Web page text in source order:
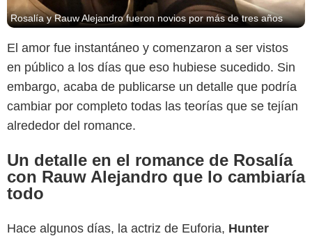
Rosalía y Rauw Alejandro fueron novios por más de tres años
El amor fue instantáneo y comenzaron a ser vistos
en público a los días que eso hubiese sucedido. Sin
embargo, acaba de publicarse un detalle que podría
cambiar por completo todas las teorías que se tejían
alrededor del romance.
Un detalle en el romance de Rosalía
con Rauw Alejandro que lo cambiaría
todo
Hace algunos días, la actriz de Euforia, Hunter